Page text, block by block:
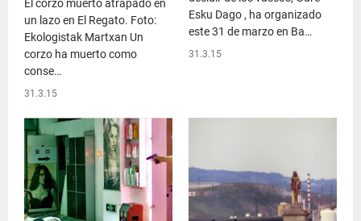
El corzo muerto atrapado en
un lazo en El Regato. Foto:
Ekologistak Martxan Un
corzo ha muerto como
conse…
31.3.15
Esku Dago , ha organizado
este 31 de marzo en Ba…
31.3.15